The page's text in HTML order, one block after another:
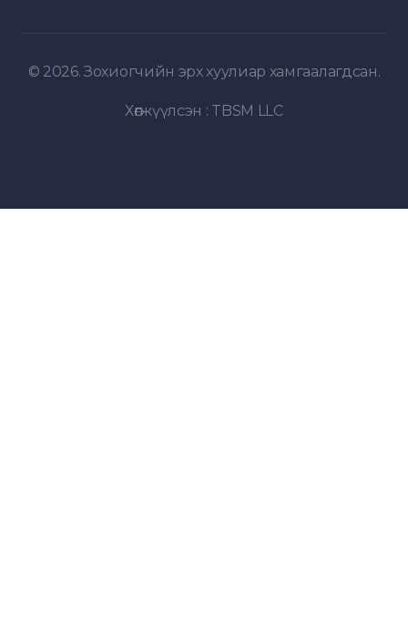
© 2026. Зохиогчийн эрх хуулиар хамгаалагдсан.
Хөгжүүлсэн : TBSM LLC